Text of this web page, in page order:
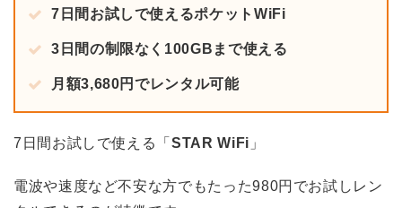
7日間お試しで使えるポケットWiFi
3日間の制限なく100GBまで使える
月額3,680円でレンタル可能
7日間お試しで使える「STAR WiFi 」
電波や速度など不安な方でもたった980円でお試しレン